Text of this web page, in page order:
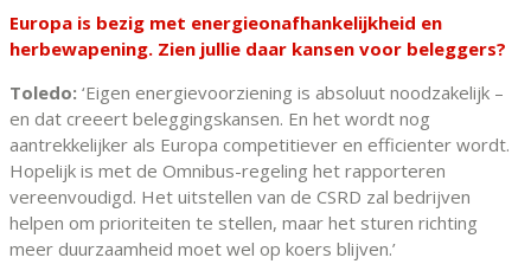
Europa is bezig met energieonafhankelijkheid en
herbewapening. Zien jullie daar kansen voor beleggers?
Toledo: ‘Eigen energievoorziening is absoluut noodzakelijk –
en dat creeert beleggingskansen. En het wordt nog
aantrekkelijker als Europa competitiever en efficienter wordt.
Hopelijk is met de Omnibus-regeling het rapporteren
vereenvoudigd. Het uitstellen van de CSRD zal bedrijven
helpen om prioriteiten te stellen, maar het sturen richting
meer duurzaamheid moet wel op koers blijven.’